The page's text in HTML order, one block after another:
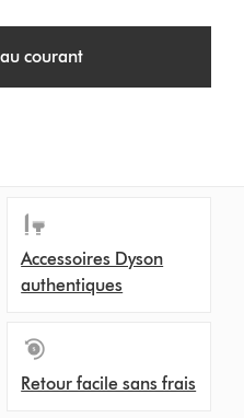
courant
Accessoires Dyson
authentiques
Retour facile sans frais